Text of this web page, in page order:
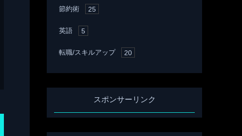
節約術 25
英語 5
転職/スキルアップ 20
スポンサーリンク